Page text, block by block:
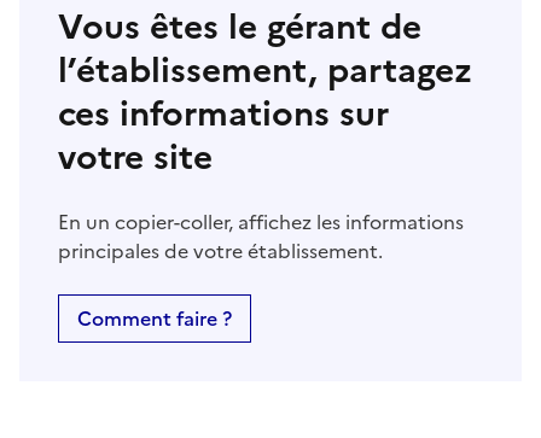
Vous êtes le gérant de
l’établissement, partagez
ces informations sur
votre site
En un copier-coller, affichez les informations
principales de votre établissement.
Comment faire ?